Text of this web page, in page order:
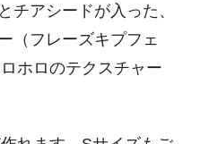
チアシードが入った、
（フレーズキプフェ
ホロのテクスチャー